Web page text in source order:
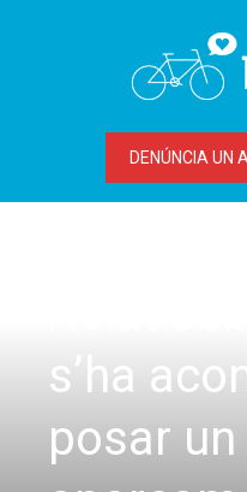
DENÚNCIA UN
s’ha
posar un